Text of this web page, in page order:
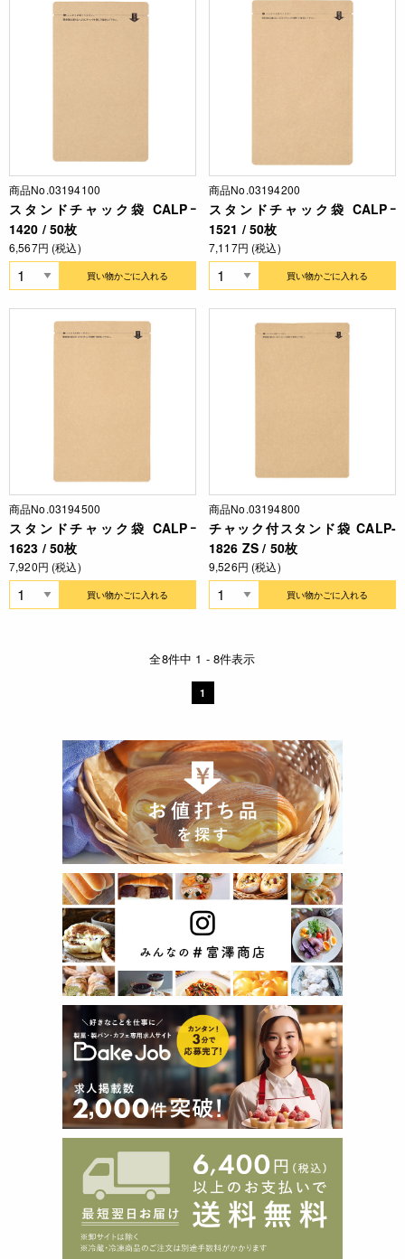
商品No.03194100
スタンドチャック袋 CALPｰ
1420 / 50枚
6,567円 (税込)
買い物かごに入れる
商品No.03194200
スタンドチャック袋 CALPｰ
1521 / 50枚
7,117円 (税込)
買い物かごに入れる
商品No.03194500
スタンドチャック袋 CALPｰ
1623 / 50枚
7,920円 (税込)
買い物かごに入れる
商品No.03194800
チャック付スタンド袋 CALP-
1826 ZS / 50枚
9,526円 (税込)
買い物かごに入れる
全8件中 1 - 8件表示
1